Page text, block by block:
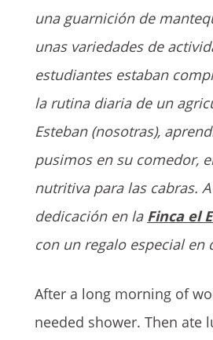
una guarnición de
unas variedades de
estudiantes estaban
la rutina diaria de un
Esteban (nosotras),
pusimos en su comedor,
nutritiva para las cabras.
dedicación en la Finca el
con un regalo especial en
After a long morning of
needed shower. Then ate